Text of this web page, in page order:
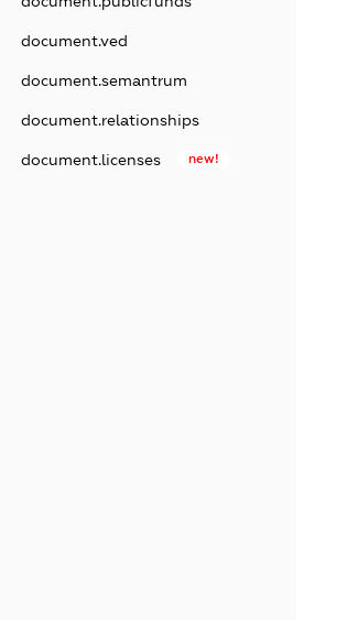
document.ved
document.semantrum
document.relationships
document.licenses new!